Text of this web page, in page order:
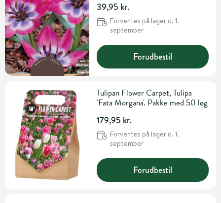
39,95 kr.
Forventes på lager d. 1.
september
Forudbestil
Tulipan Flower Carpet, Tulipa
'Fata Morgana'. Pakke med 50 løg
179,95 kr.
Forventes på lager d. 1.
september
Forudbestil